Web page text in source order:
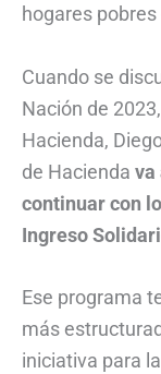
hogares pobres
Cuando se
Nación de
Hacienda,
de Hacienda va
continuar con
Ingreso
Ese programa
más
iniciativa para